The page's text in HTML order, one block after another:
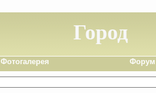
Город
Фотогалерея Форум